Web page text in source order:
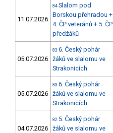
11.07.2026
84 Slalom pod
Borskou přehradou +
4. ČP veteránů + 5. ČP
předžáků
05.07.2026
83 6. Český pohár
žáků ve slalomu ve
Strakonicích
05.07.2026
83 6. Český pohár
žáků ve slalomu ve
Strakonicích
04.07.2026
82 5. Český pohár
žáků ve slalomu ve